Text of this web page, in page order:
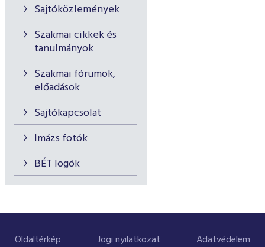
Sajtóközlemények
Szakmai cikkek és
tanulmányok
Szakmai fórumok,
előadások
Sajtókapcsolat
Imázs fotók
BÉT logók
Oldaltérkép Jogi nyilatkozat Adatvédelem